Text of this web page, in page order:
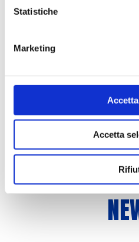
Statistiche
Marketing
Accetta
HASSANI
16 Luglio 2026